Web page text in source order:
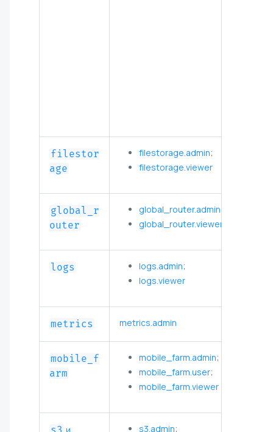
filestor
age
filestorage.admin;
filestorage.viewer
global_r
outer
global_router.admin
global_router.viewer
logs logs.admin;
logs.viewer
metrics metrics.admin
mobile_f
arm
mobile_farm.admin;
mobile_farm.user;
mobile_farm.viewer
s3.admin;